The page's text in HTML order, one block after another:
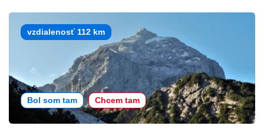
vzdialenosť 112 km
Bol som tam Chcem tam